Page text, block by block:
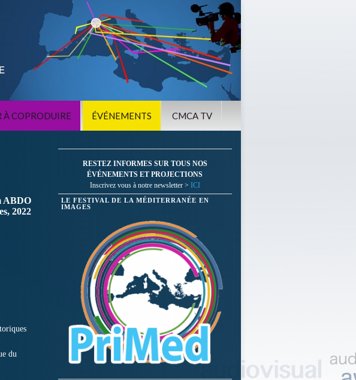
À COPRODUIRE ÉVÉNEMENTS CMCA TV
ABDO
2022
du
RESTEZ INFORMES SUR TOUS NOS
ÉVÉNEMENTS ET PROJECTIONS
Inscrivez vous à notre newsletter > ICI
LE FESTIVAL DE LA MÉDITERRANÉE EN
IMAGES